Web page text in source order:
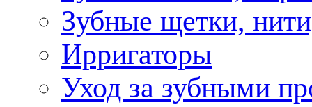
Зубные щетки,
Ирригаторы
Уход за зубными